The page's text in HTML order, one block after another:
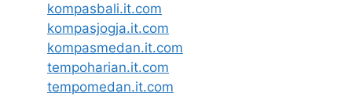
kompasbali.it.com
kompasjogja.it.com
kompasmedan.it.com
tempoharian.it.com
tempomedan.it.com